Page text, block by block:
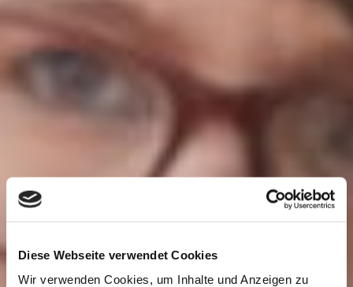
Diese Webseite verwendet Cookies
Wir verwenden Cookies, um Inhalte und Anzeigen zu